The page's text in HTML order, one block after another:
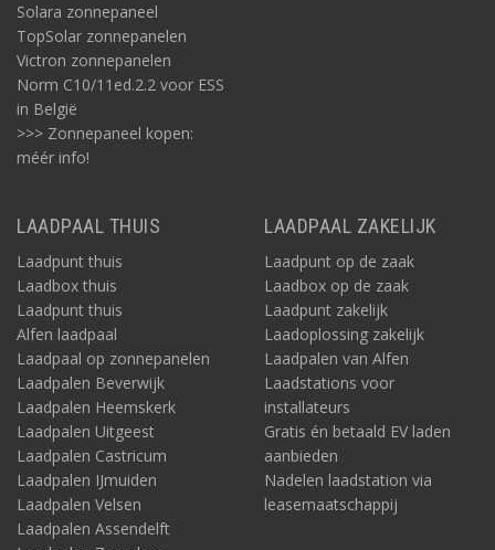
Solara zonnepaneel
TopSolar zonnepanelen
Victron zonnepanelen
Norm C10/11ed.2.2 voor ESS
in België
>>> Zonnepaneel kopen:
méér info!
LAADPAAL THUIS
Laadpunt thuis
Laadbox thuis
Laadpunt thuis
Alfen laadpaal
Laadpaal op zonnepanelen
Laadpalen Beverwijk
Laadpalen Heemskerk
Laadpalen Uitgeest
Laadpalen Castricum
Laadpalen IJmuiden
Laadpalen Velsen
Laadpalen Assendelft
LAADPAAL ZAKELIJK
Laadpunt op de zaak
Laadbox op de zaak
Laadpunt zakelijk
Laadoplossing zakelijk
Laadpalen van Alfen
Laadstations voor
installateurs
Gratis én betaald EV laden
aanbieden
Nadelen laadstation via
leasemaatschappij